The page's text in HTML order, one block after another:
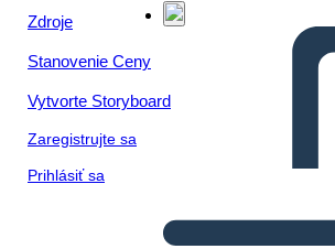
Zdroje
Stanovenie Ceny
Vytvorte Storyboard
Zaregistrujte sa
Prihlásiť sa